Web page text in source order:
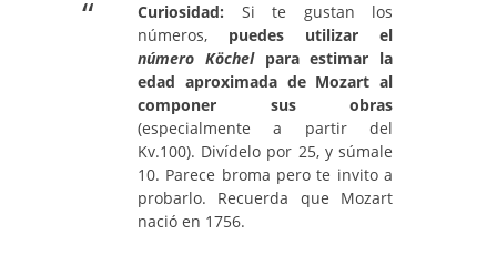
Curiosidad: Si te gustan los
números, puedes utilizar el
número Köchelpara estimar la
edad aproximada de Mozart al
componer sus obras
(especialmente a partir del
Kv.100). Divídelo por 25, y súmale
10. Parece broma pero te invito a
probarlo. Recuerda que Mozart
nació en 1756.